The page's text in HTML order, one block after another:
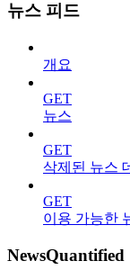
뉴스 피드
개요
GET
뉴스
GET
삭제된 뉴스
GET
이용 가능한
NewsQuantified